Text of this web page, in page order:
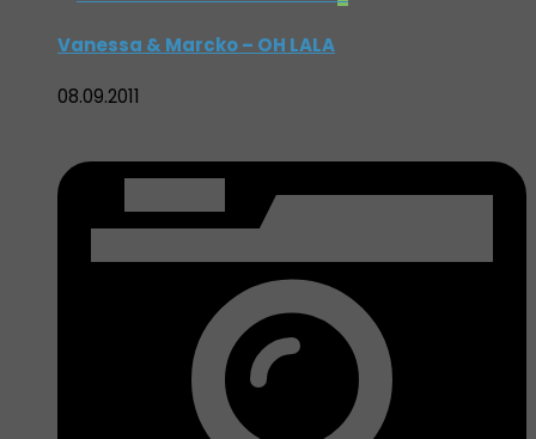
Vanessa & Marcko – OH LALA
08.09.2011